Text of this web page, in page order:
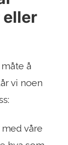
å
vi noen
med våre